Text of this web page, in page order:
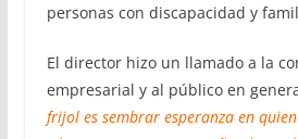
personas con discapacidad y
El director hizo un llamado a la
empresarial y al público en
frijol es sembrar esperanza en